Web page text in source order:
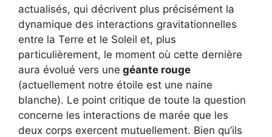
actualisés, qui décrivent plus précisément la
dynamique des interactions gravitationnelles
entre la Terre et le Soleil et, plus
particulièrement, le moment où cette dernière
aura évolué vers une géante rouge
(actuellement notre étoile est une naine
blanche). Le point critique de toute la question
concerne les interactions de marée que les
deux corps exercent mutuellement. Bien qu’ils